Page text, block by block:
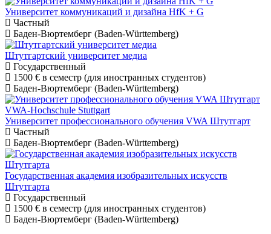
Университет коммуникаций и дизайна HfK + G
Частный
Баден-Вюртемберг (Baden-Württemberg)
Штутгартский университет медиа
Государственный
1500 € в семестр (для иностранных студентов)
Баден-Вюртемберг (Baden-Württemberg)
Университет профессионального обучения VWA Штутгарт
Частный
Баден-Вюртемберг (Baden-Württemberg)
Государственная академия изобразительных искусств
Штутгарта
Государственный
1500 € в семестр (для иностранных студентов)
Баден-Вюртемберг (Baden-Württemberg)